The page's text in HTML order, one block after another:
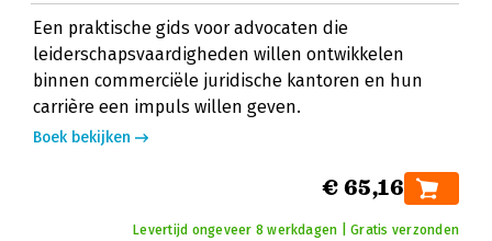
Een praktische gids voor advocaten die
leiderschapsvaardigheden willen ontwikkelen
binnen commerciële juridische kantoren en hun
carrière een impuls willen geven.
Boek bekijken
€ 65,16
Levertijd ongeveer 8 werkdagen | Gratis verzonden